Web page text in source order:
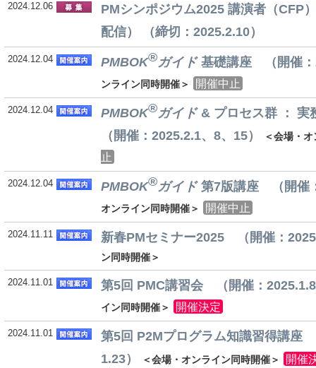
2024.12.06
PMシンポジウム2025 講演者（CFP
配信） （締切：2025.2.10）
2024.12.04 PMBOK®ガイド基礎講座 （開催：
ンライン同時開催＞ 開催中止
2024.12.04 PMBOK®ガイド& プロセス群 ：
（開催：2025.2.1、8、15）
＜会場・
止
2024.12.04 PMBOK®ガイド第7版講座 （開催
オンライン同時開催＞ 開催中止
2024.11.11 新春PMセミナー2025 （開催：
ン同時開催＞
2024.11.01 第5回 PMC講習会 （開催：
イン同時開催＞ 開催決定
2024.11.01
第5回 P2Mプログラム知識習得講座
1.23）
＜会場・オンライン同時開催＞ 開催